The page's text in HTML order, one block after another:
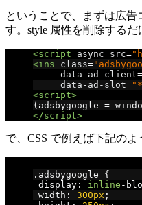
ということで、まずは広告
す。style 属性を削除するだ
<script async src=
<ins
class=
data-ad-client=
data-ad-slot=
<script>
( adsbygoogle =
</script>
で、CSS で例えば下記のよ
/* 通常は 300 × 250 サ
. adsbygoogle {
display : inline -
width : 300px ;